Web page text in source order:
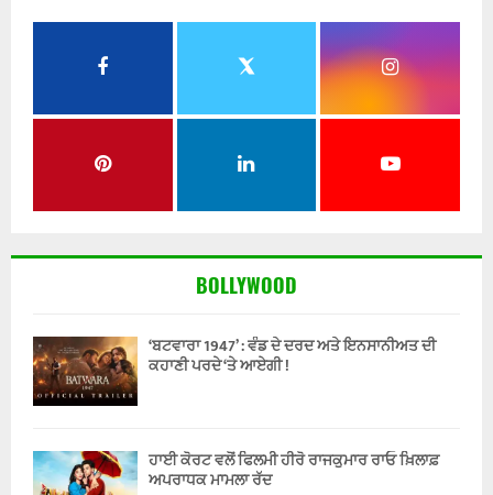
BOLLYWOOD
‘ਬਟਵਾਰਾ 1947’ : ਵੰਡ ਦੇ ਦਰਦ ਅਤੇ ਇਨਸਾਨੀਅਤ ਦੀ
ਕਹਾਣੀ ਪਰਦੇ ‘ਤੇ ਆਏਗੀ !
ਹਾਈ ਕੋਰਟ ਵਲੋਂ ਫਿਲਮੀ ਹੀਰੋ ਰਾਜਕੁਮਾਰ ਰਾਓ ਖ਼ਿਲਾਫ਼
ਅਪਰਾਧਕ ਮਾਮਲਾ ਰੱਦ